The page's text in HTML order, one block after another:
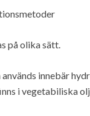
på olika sätt.
innebär
i vegetabiliska